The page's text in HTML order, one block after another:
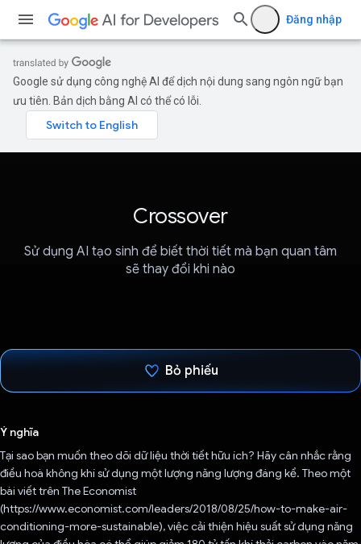
Đăng nhập
Google sử dụng công nghệ AI để dịch nội dung sang ngôn ngữ bạn
ưu tiên. Bản dịch bằng AI có thể có lỗi.
Crossover
Sử dụng AI tạo sinh để biết thời tiết mà bạn quan tâm
sẽ thay đổi khi nào
Bỏ phiếu
Ý nghĩa
Tại sao bạn muốn theo dõi dữ liệu thời tiết hữu ích? Hãy cân nhắc rằng
điều hoà không khí sử dụng một lượng năng lượng đáng kể. Theo một
bài viết trên The Economist
(https://www.economist.com/leaders/2018/08/25/how-to-make-air-
conditioning-more-sustainable), việc cải thiện hiệu suất sử dụng năng